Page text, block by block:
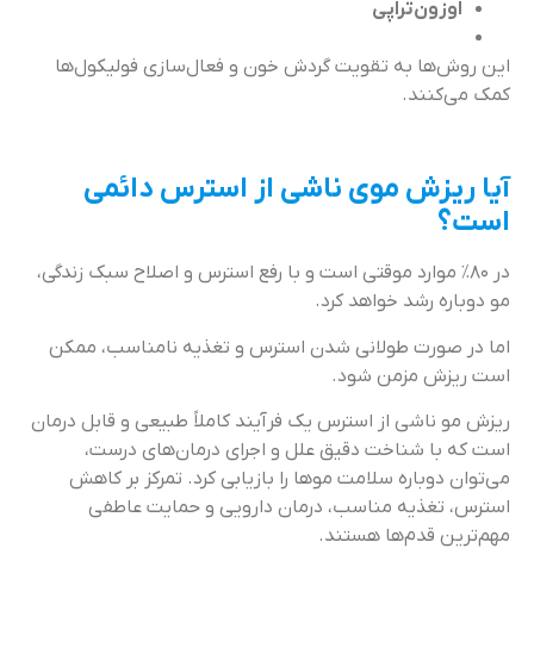
اوزون‌تراپی
این روش‌ها به تقویت گردش خون و فعال‌سازی فولیکول‌ها
کمک می‌کنند.
آیا ریزش موی ناشی از استرس دائمی
است؟
در ۸۰٪ موارد موقتی است و با رفع استرس و اصلاح سبک زندگی،
مو دوباره رشد خواهد کرد.
اما در صورت طولانی شدن استرس و تغذیه نامناسب، ممکن
است ریزش مزمن شود.
ریزش مو ناشی از استرس یک فرآیند کاملاً طبیعی و قابل درمان
است که با شناخت دقیق علل و اجرای درمان‌های درست،
می‌توان دوباره سلامت موها را بازیابی کرد. تمرکز بر کاهش
استرس، تغذیه مناسب، درمان دارویی و حمایت عاطفی
مهم‌ترین قدم‌ها هستند.